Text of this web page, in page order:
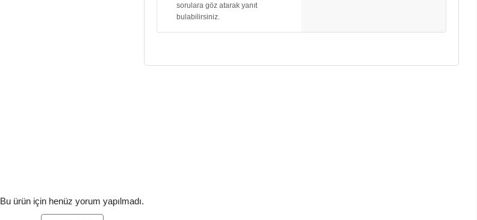
sorulara göz atarak yanıt
bulabilirsiniz.
Bu ürün için henüz yorum yapılmadı.